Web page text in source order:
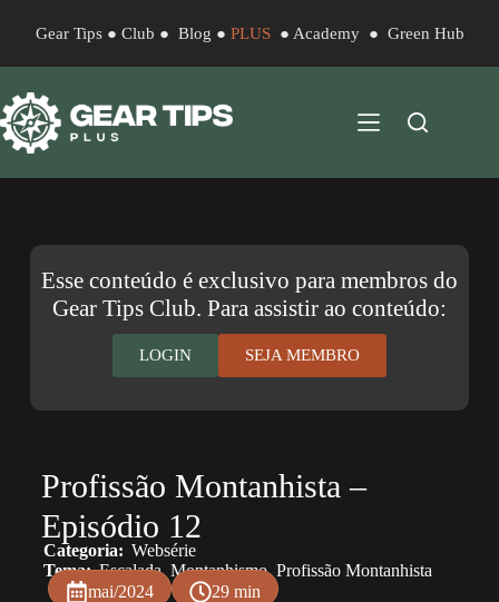
Gear Tips● Club ● Blog ● PLUS● Academy● Green Hub
Esse conteúdo é exclusivo para membros do
Gear Tips Club. Para assistir ao conteúdo:
LOGIN SEJA MEMBRO
Profissão Montanhista –
Episódio 12
Categoria: Websérie
Tema: Escalada, Montanhismo,Profissão Montanhista
mai/2024
29 min